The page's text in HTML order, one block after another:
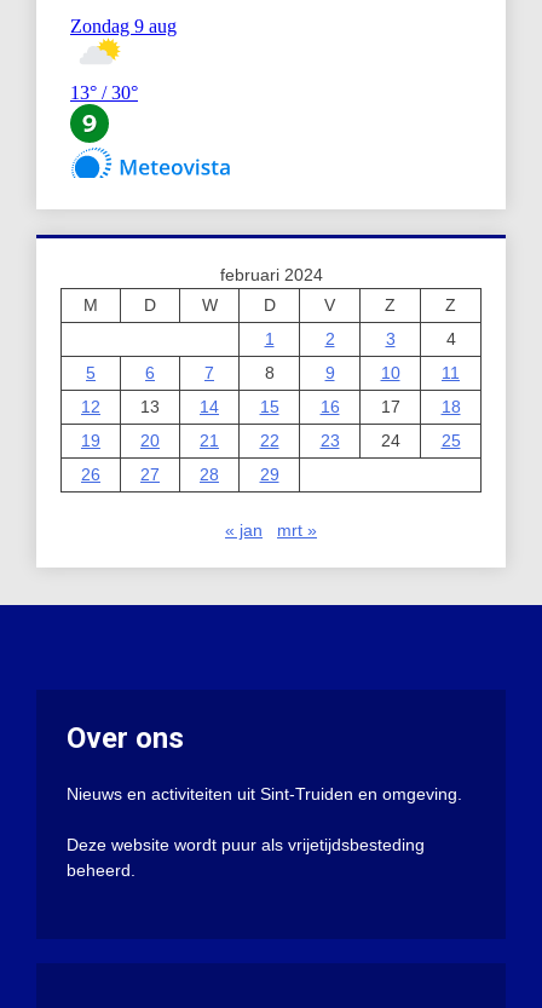
februari 2024
M
D W D V Z
Z
1
2 3
4
5
6 7 8 9 10
11
12
13 14 15 16 17
18
19
20 21 22 23 24
25
26
27 28 29
« jan mrt »
Over ons
Nieuws en activiteiten uit Sint-Truiden en omgeving.
Deze website wordt puur als vrijetijdsbesteding
beheerd.